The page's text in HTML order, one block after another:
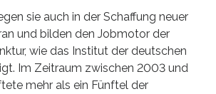
sie auch in der Schaffung neuer
und bilden den Jobmotor der
wie das Institut der deutschen
Im Zeitraum zwischen 2003 und
mehr als ein Fünftel der